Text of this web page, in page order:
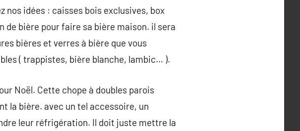
nos idées : caisses bois exclusives, box
bière pour faire sa bière maison. il sera
bières et verres à bière que vous
( trappistes, bière blanche, lambic… ).
Noël. Cette chope à doubles parois
la bière. avec un tel accessoire, un
leur réfrigération. Il doit juste mettre la